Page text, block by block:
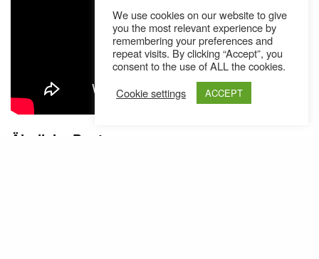
Ähnliche Posts
We use cookies on our website to give
you the most relevant experience by
remembering your preferences and
repeat visits. By clicking “Accept”, you
consent to the use of ALL the cookies.
Cookie settings
ACCEPT